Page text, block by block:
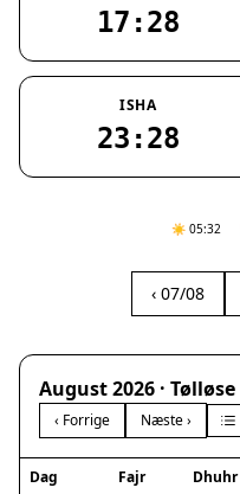
17:28
ISHA
23:28
☀️ 05:32
‹ 07/08
August 2026 · Tølløse
‹ Forrige Næste ›
Dag Fajr Dhuhr